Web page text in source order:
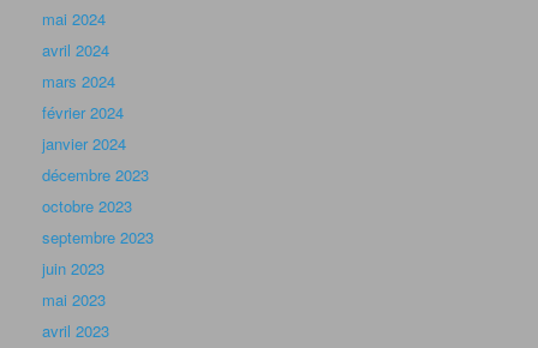
mai 2024
avril 2024
mars 2024
février 2024
janvier 2024
décembre 2023
octobre 2023
septembre 2023
juin 2023
mai 2023
avril 2023